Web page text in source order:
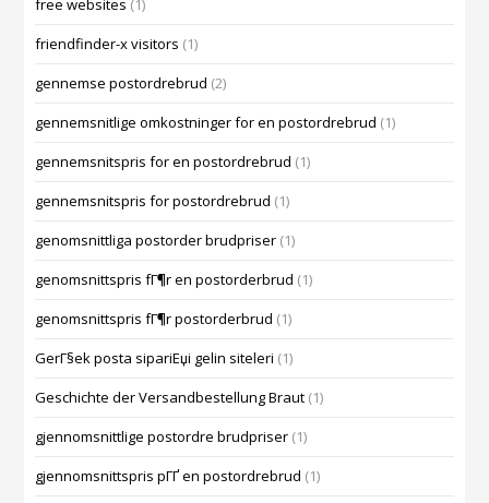
free websites (1)
friendfinder-x visitors (1)
gennemse postordrebrud (2)
gennemsnitlige omkostninger for en postordrebrud (1)
gennemsnitspris for en postordrebrud (1)
gennemsnitspris for postordrebrud (1)
genomsnittliga postorder brudpriser (1)
genomsnittspris fГ¶r en postorderbrud (1)
genomsnittspris fГ¶r postorderbrud (1)
GerГ§ek posta sipariЕџi gelin siteleri (1)
Geschichte der Versandbestellung Braut (1)
gjennomsnittlige postordre brudpriser (1)
gjennomsnittspris pГҐ en postordrebrud (1)